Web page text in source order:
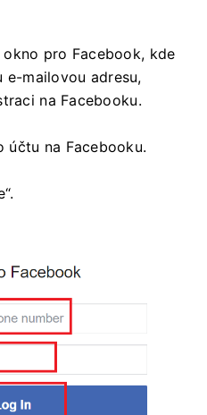
pro Facebook, kde
e-mailovou adresu,
na Facebooku.
účtu na Facebooku.